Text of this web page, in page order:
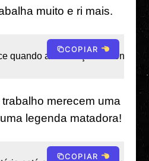
muito e ri mais.
quando a dedicação encontra
COPIAR
merecem uma
legenda matadora!
COPIAR